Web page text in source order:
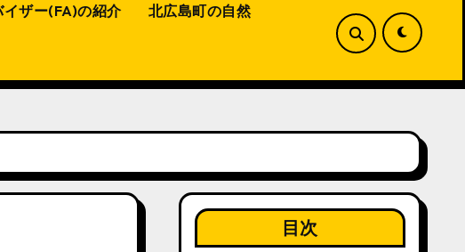
ザー(FA)の紹介 北広島町の自然
目次